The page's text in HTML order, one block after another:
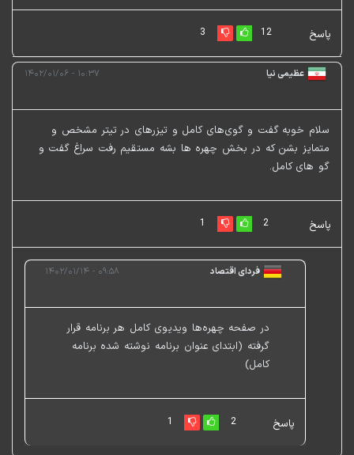
پاسخ 12
3
عظیمی نیا ۱۰:۳۷ - ۱۴۰۲/۰۱/۰۶
سلام خوبه گفت و گوی‌های کامل و تیزرهای در تیتر مشخص و
متمایز بشن که در بخش چهره ها بشه مستقیم رفت سراغ گفت و
گو های کامل.
پاسخ 2
1
فردای اقتصاد ۰۹:۵۸ - ۱۴۰۲/۰۱/۱۴
در صفحه چهره‌ها ویدیوی کامل هر برنامه قرار
گرفته (ابتدای عنوان برنامه نوشته شده برنامه
کامل)
پاسخ 2
1